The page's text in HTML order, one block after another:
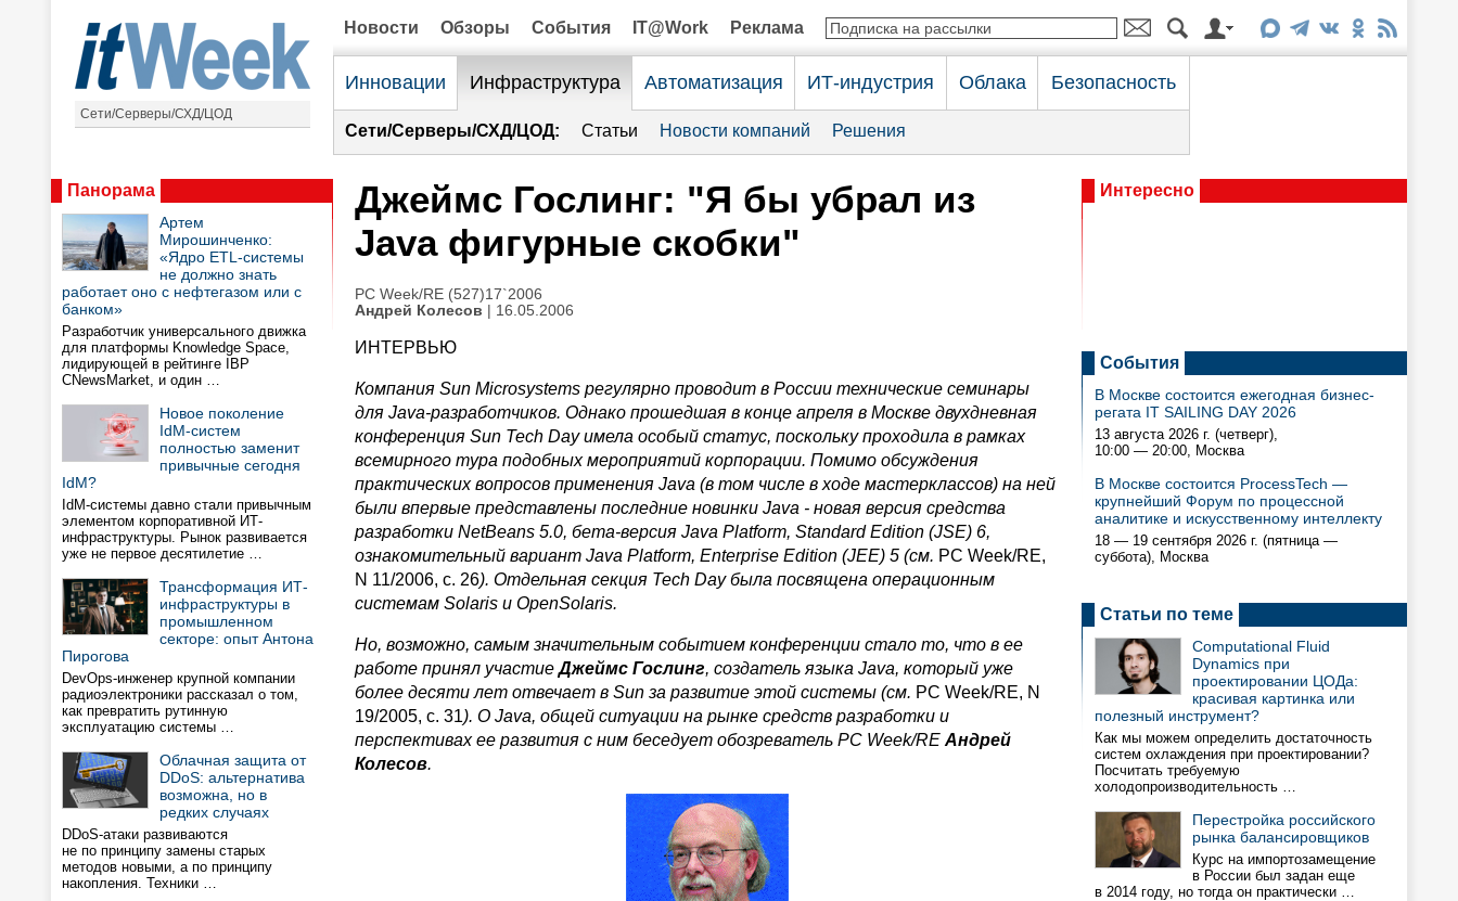
Сети/Серверы/СХД/ЦОД
Новости Обзоры События IT@Work Реклама
Инновации Инфраструктура Автоматизация ИТ-индустрия Облака Безопасность
Сети/Серверы/СХД/ЦОД: Статьи Новости компаний Решения
Панорама
Артем
Мирошинченко:
«Ядро ETL-системы
не должно знать
работает оно с нефтегазом или с
банком»
Разработчик универсального движка
для платформы Knowledge Space,
лидирующей в рейтинге IBP
CNewsMarket, и один …
Новое поколение
IdM-систем
полностью заменит
привычные сегодня
IdM?
IdM-системы давно стали привычным
элементом корпоративной ИТ-
инфраструктуры. Рынок развивается
уже не первое десятилетие …
Трансформация ИТ-
инфраструктуры в
промышленном
секторе: опыт Антона
Пирогова
DevOps-инженер крупной компании
радиоэлектроники рассказал о том,
как превратить рутинную
эксплуатацию системы …
Облачная защита от
DDoS: альтернатива
возможна, но в
редких случаях
DDoS-атаки развиваются
не по принципу замены старых
методов новыми, а по принципу
накопления. Техники …
Джеймс Гослинг: "Я бы убрал из
Java фигурные скобки"
PC Week/RE (527)17`2006
Андрей Колесов | 16.05.2006
ИНТЕРВЬЮ
Компания Sun Microsystems регулярно проводит в России технические семинары
для Java-разработчиков. Однако прошедшая в конце апреля в Москве двухдневная
конференция Sun Tech Day имела особый статус, поскольку проходила в рамках
всемирного тура подобных мероприятий корпорации. Помимо обсуждения
практических вопросов применения Java (в том числе в ходе мастерклассов) на ней
были впервые представлены последние новинки Java - новая версия средства
разработки NetBeans 5.0, бета-версия Java Platform, Standard Edition (JSE) 6,
ознакомительный вариант Java Platform, Enterprise Edition (JEE) 5 (см. PC Week/RE,
N 11/2006, с. 26). Отдельная секция Tech Day была посвящена операционным
системам Solaris и OpenSolaris.
Но, возможно, самым значительным событием конференции стало то, что в ее
работе принял участие Джеймс Гослинг, создатель языка Java, который уже
более десяти лет отвечает в Sun за развитие этой системы (см. PC Week/RE, N
19/2005, с. 31). О Java, общей ситуации на рынке средств разработки и
перспективах ее развития с ним беседует обозреватель PC Week/RE Андрей
Колесов.
Интересно
События
В Москве состоится ежегодная бизнес-
регата IT SAILING DAY 2026
13 августа 2026 г. (четверг),
10:00 — 20:00, Москва
В Москве состоится ProcessTech —
крупнейший Форум по процессной
аналитике и искусственному интеллекту
18 — 19 сентября 2026 г. (пятница —
суббота), Москва
Статьи по теме
Computational Fluid
Dynamics при
проектировании ЦОДа:
красивая картинка или
полезный инструмент?
Как мы можем определить достаточность
систем охлаждения при проектировании?
Посчитать требуемую
холодопроизводительность …
Перестройка российского
рынка балансировщиков
Курс на импортозамещение
в России был задан еще
в 2014 году, но тогда он практически …